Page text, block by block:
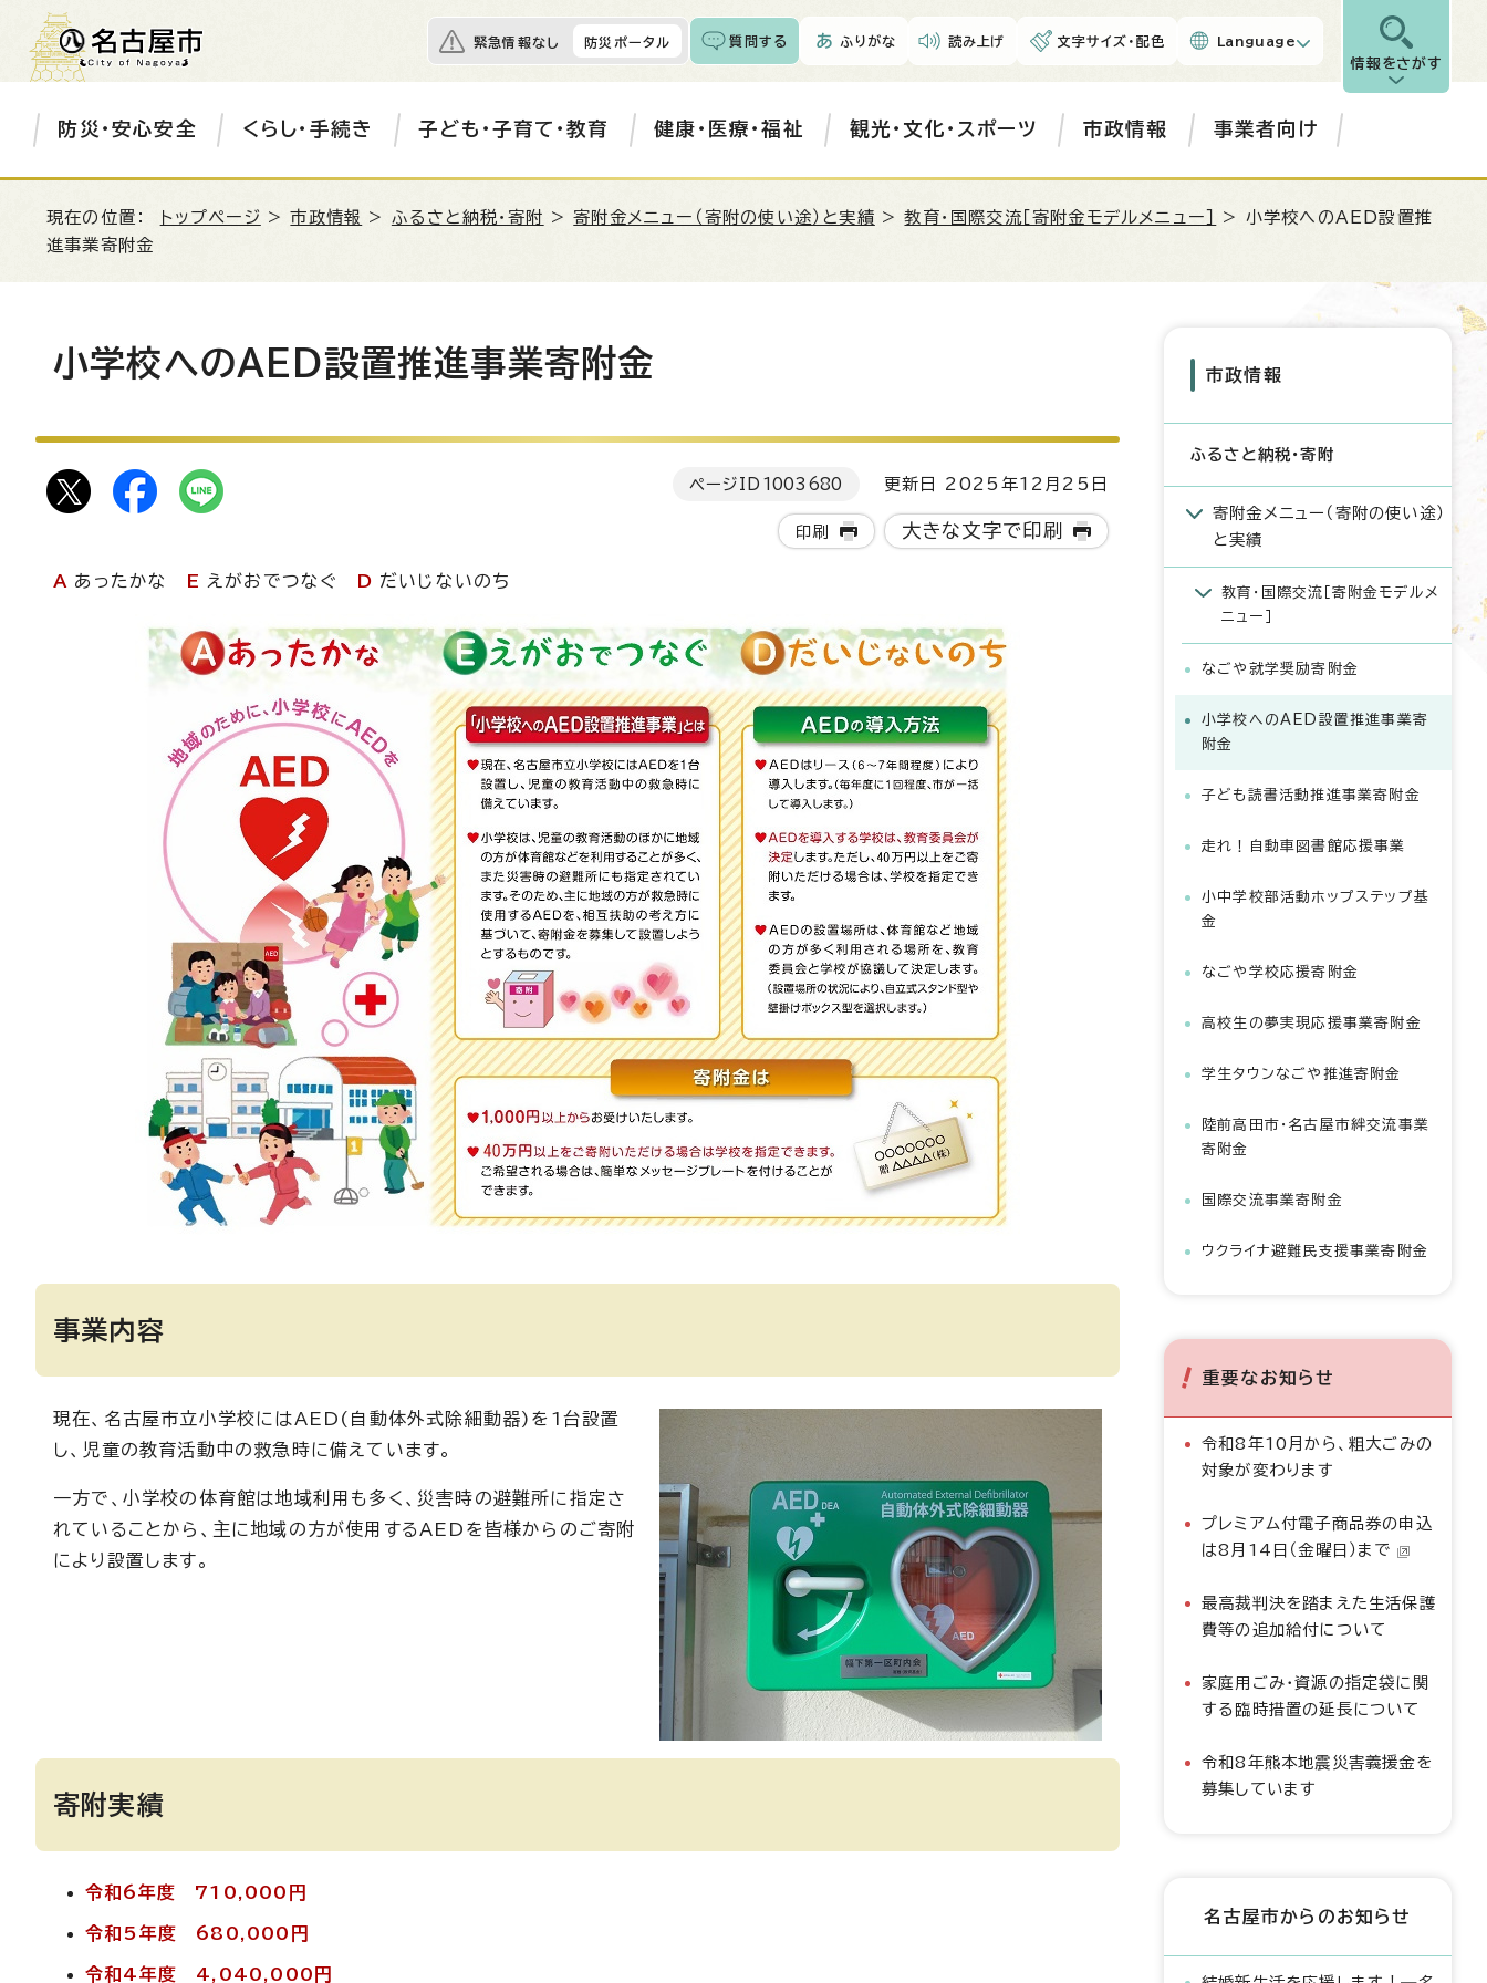
緊急情報なし 防災ポータル 質問する ふりがな 読み上げ 文字サイズ・配色 Language
情報をさがす
防災・安心安全 くらし・手続き 子ども・子育て・教育 健康・医療・福祉 観光・文化・スポーツ 市政情報 事業者向け
現在の位置： トップページ >市政情報 > ふるさと納税・寄附 >寄附金メニュー（寄附の使い途）と実績 >教育・国際交流［寄附金モデルメニュー］
> 小学校へのAED設置推
進事業寄附金
小学校へのAED設置推進事業寄附金
ページID 1003680 更新日 2025年12月25日
印刷 大きな文字で印刷
A あったかな E えがおでつなぐ D だいじないのち
事業内容
現在、名古屋市立小学校にはAED(自動体外式除細動器)を1台設置
し、児童の教育活動中の救急時に備えています。
一方で、小学校の体育館は地域利用も多く、災害時の避難所に指定さ
れていることから、主に地域の方が使用するAEDを皆様からのご寄附
により設置します。
寄附実績
令和6年度 710,000円
令和5年度 680,000円
令和4年度 4,040,000円
市政情報
ふるさと納税・寄附
寄附金メニュー（寄附の使い途）
と実績
教育・国際交流［寄附金モデルメ
ニュー］
なごや就学奨励寄附金
小学校へのAED設置推進事業寄
附金
子ども読書活動推進事業寄附金
走れ！自動車図書館応援事業
小中学校部活動ホップステップ基
金
なごや学校応援寄附金
高校生の夢実現応援事業寄附金
学生タウンなごや推進寄附金
陸前高田市・名古屋市絆交流事業
寄附金
国際交流事業寄附金
ウクライナ避難民支援事業寄附金
重要なお知らせ
令和8年10月から、粗大ごみの
対象が変わります
プレミアム付電子商品券の申込
は8月14日（金曜日）まで
最高裁判決を踏まえた生活保護
費等の追加給付について
家庭用ごみ・資源の指定袋に関
する臨時措置の延長について
令和8年熊本地震災害義援金を
募集しています
名古屋市からのお知らせ